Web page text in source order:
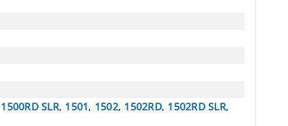
1500RD SLR, 1501, 1502, 1502RD, 1502RD SLR,